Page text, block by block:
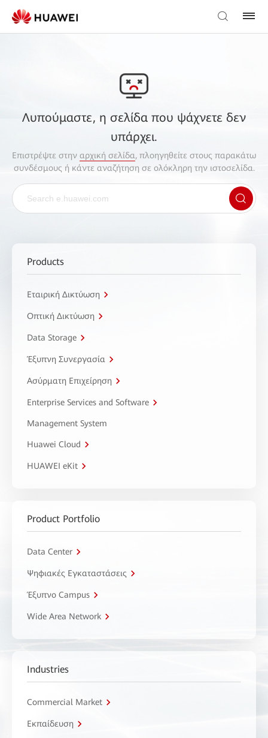
Λυπούμαστε, η σελίδα που ψάχνετε δεν
υπάρχει.
Επιστρέψτε στην αρχική σελίδα, πλοηγηθείτε στους παρακάτω
συνδέσμους ή κάντε αναζήτηση σε ολόκληρη την ιστοσελίδα.
Products
Εταιρική Δικτύωση
Οπτική Δικτύωση
Data Storage
Έξυπνη Συνεργασία
Ασύρματη Επιχείρηση
Enterprise Services and Software
Management System
Huawei Cloud
HUAWEI eKit
Product Portfolio
Data Center
Ψηφιακές Εγκαταστάσεις
Έξυπνο Campus
Wide Area Network
Industries
Commercial Market
Εκπαίδευση